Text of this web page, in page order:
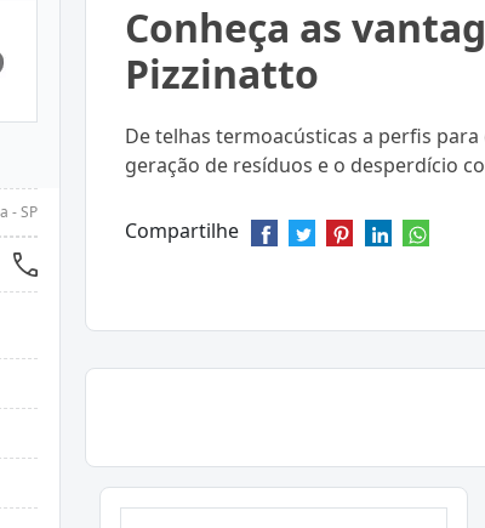
- SP
Conheça as
Pizzinatto
De telhas termoacústicas a perfis
geração de resíduos e o desperdício
Compartilhe